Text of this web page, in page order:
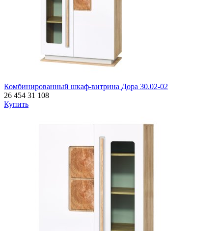
Комбинированный шкаф-витрина Дора 30.02-02
26 454 31 108
Купить